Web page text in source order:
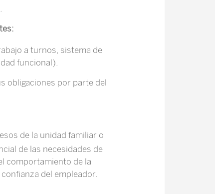
a turnos, sistema de
funcional).
obligaciones por parte del
de la unidad familiar o
de las necesidades de
comportamiento de la
del empleador.